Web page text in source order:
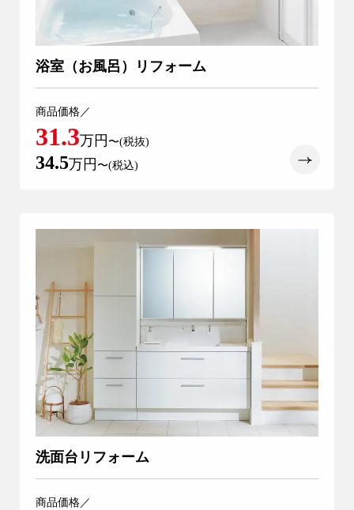
浴室（お風呂）リフォーム
商品価格／
31.3万円 〜(税抜)
34.5万円 〜(税込)
洗面台リフォーム
商品価格／